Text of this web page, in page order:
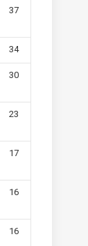
37
34
30
23
17
16
16